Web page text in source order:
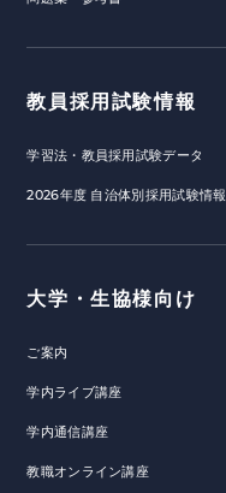
教員採用試験情報
学習法・教員採用試験データ
2026年度 自治体別採用試験情報
大学・生協様向け
ご案内
学内ライブ講座
学内通信講座
教職オンライン講座